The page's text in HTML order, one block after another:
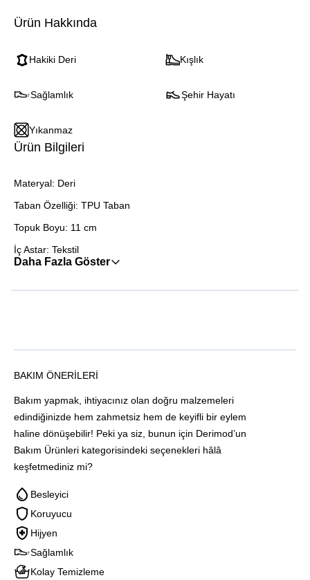
Ürün Hakkında
Hakiki Deri Kışlık
Sağlamlık Şehir Hayatı
Yıkanmaz
Ürün Bilgileri
Materyal: Deri
Taban Özelliği: TPU Taban
Topuk Boyu: 11 cm
İç Astar: Tekstil
Daha Fazla Göster
BAKIM ÖNERILERI
Bakım yapmak, ihtiyacınız olan doğru malzemeleri
edindiğinizde hem zahmetsiz hem de keyifli bir eylem
haline dönüşebilir! Peki ya siz, bunun için Derimod’un
Bakım Ürünleri kategorisindeki seçenekleri hâlâ
keşfetmediniz mi?
Besleyici
Koruyucu
Hijyen
Sağlamlık
Kolay Temizleme